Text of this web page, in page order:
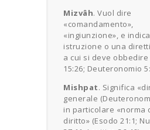
Mizvâh. Vuol dire
«comandamento»,
«ingiunzione», e
istruzione o una
a cui si deve obbedire
15:26; Deuteronomio
Mishpat. Significa
generale
in particolare «norma
diritto» (Esodo 21:1;